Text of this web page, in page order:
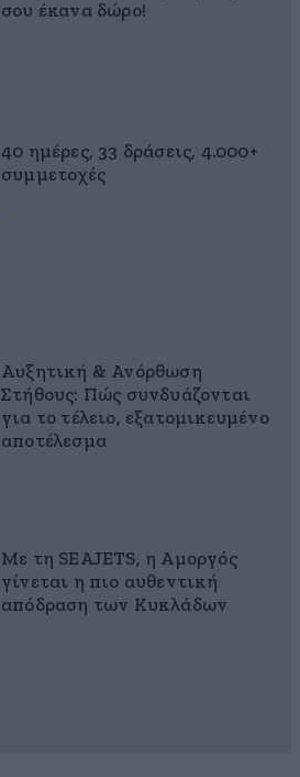
σου έκανα δώρο!
40 ημέρες, 33 δράσεις, 4.000+
συμμετοχές
Αυξητική & Ανόρθωση
Στήθους: Πώς συνδυάζονται
για το τέλειο, εξατομικευμένο
αποτέλεσμα
Με τη SEAJETS, η Αμοργός
γίνεται η πιο αυθεντική
απόδραση των Κυκλάδων